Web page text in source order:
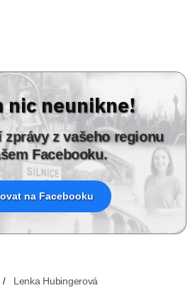
nic neunikne!
zprávy z vašeho regionu
Facebooku.
na Facebooku
Lenka Hubingerová